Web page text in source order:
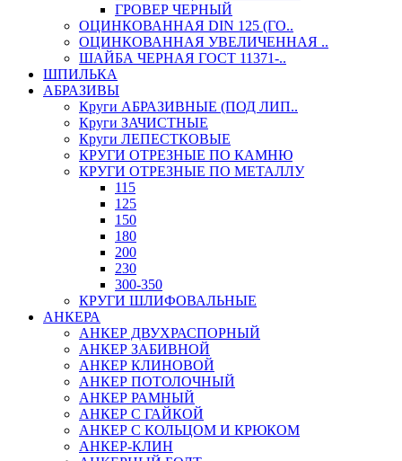
ГРОВЕР ЧЕРНЫЙ
ОЦИНКОВАННАЯ DIN 125 (ГО..
ОЦИНКОВАННАЯ УВЕЛИЧЕННАЯ ..
ШАЙБА ЧЕРНАЯ ГОСТ 11371-..
ШПИЛЬКА
АБРАЗИВЫ
Круги АБРАЗИВНЫЕ (ПОД ЛИП..
Круги ЗАЧИСТНЫЕ
Круги ЛЕПЕСТКОВЫЕ
КРУГИ ОТРЕЗНЫЕ ПО КАМНЮ
КРУГИ ОТРЕЗНЫЕ ПО МЕТАЛЛУ
115
125
150
180
200
230
300-350
КРУГИ ШЛИФОВАЛЬНЫЕ
АНКЕРА
АНКЕР ДВУХРАСПОРНЫЙ
АНКЕР ЗАБИВНОЙ
АНКЕР КЛИНОВОЙ
АНКЕР ПОТОЛОЧНЫЙ
АНКЕР РАМНЫЙ
АНКЕР С ГАЙКОЙ
АНКЕР С КОЛЬЦОМ И КРЮКОМ
АНКЕР-КЛИН